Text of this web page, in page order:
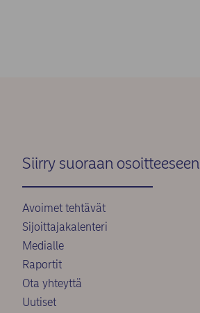
Siirry suoraan osoitteeseen
Avoimet tehtävät
Sijoittajakalenteri
Medialle
Raportit
Ota yhteyttä
Uutiset